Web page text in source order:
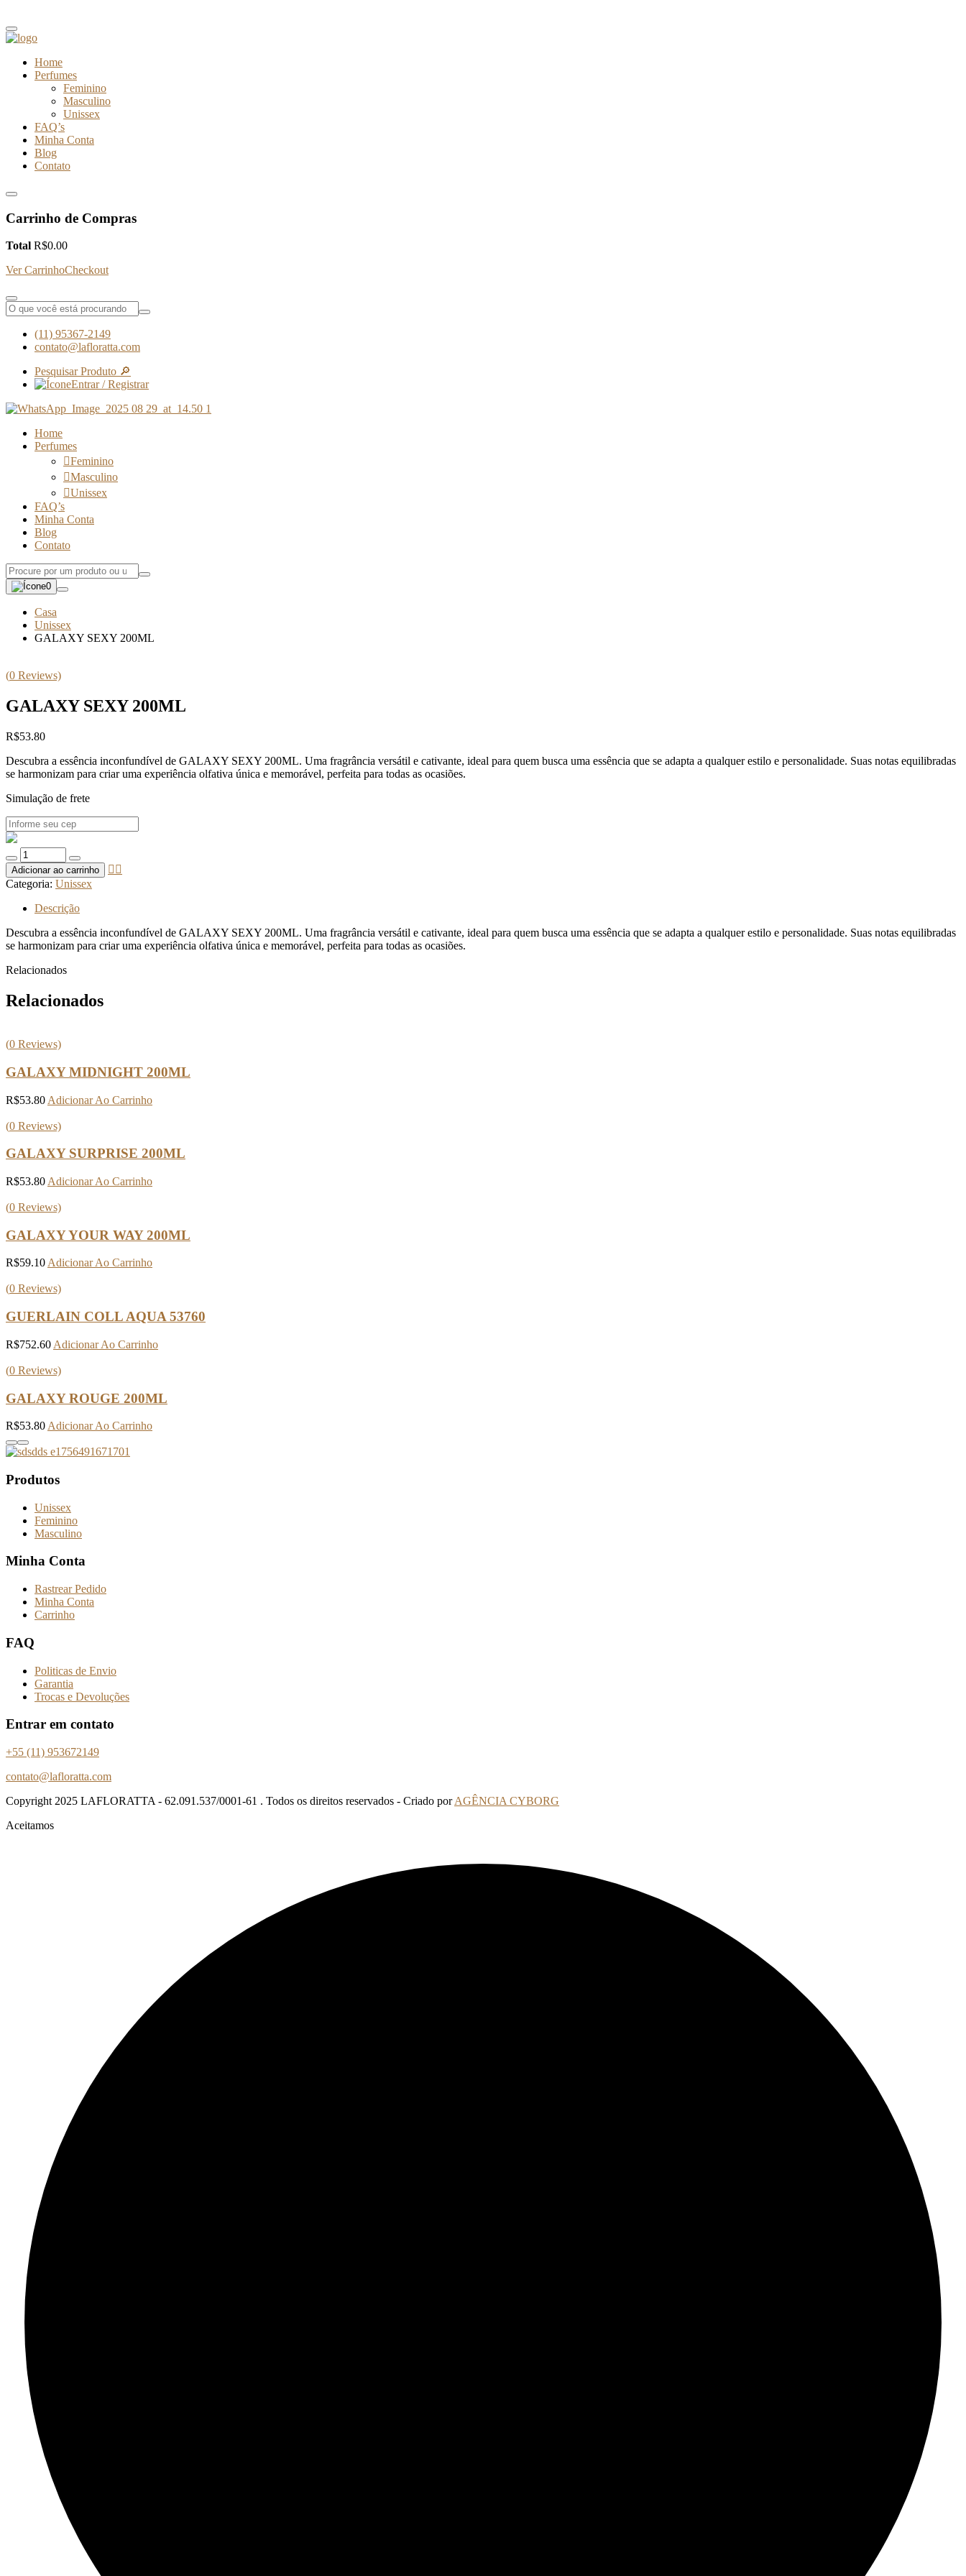
Home
Perfumes
Feminino
Masculino
Unissex
FAQ’s
Minha Conta
Blog
Contato
Carrinho de Compras
Total R$0.00
Ver CarrinhoCheckout
(11) 95367-2149
contato@lafloratta.com
Pesquisar Produto 🔎
Entrar / Registrar
Home
Perfumes
Feminino
Masculino
Unissex
FAQ’s
Minha Conta
Blog
Contato
0
Casa
Unissex
GALAXY SEXY 200ML
(0 Reviews)
GALAXY SEXY 200ML
R$53.80
Descubra a essência inconfundível de GALAXY SEXY 200ML. Uma fragrância versátil e cativante, ideal para quem busca uma essência que se adapta a qualquer estilo e personalidade. Suas notas equilibradas
se harmonizam para criar uma experiência olfativa única e memorável, perfeita para todas as ocasiões.
Simulação de frete
Quantidade
de
GALAXY
SEXY
200ML
Adicionar ao carrinho
Categoria: Unissex
Descrição
Descubra a essência inconfundível de GALAXY SEXY 200ML. Uma fragrância versátil e cativante, ideal para quem busca uma essência que se adapta a qualquer estilo e personalidade. Suas notas equilibradas
se harmonizam para criar uma experiência olfativa única e memorável, perfeita para todas as ocasiões.
Relacionados
Relacionados
(0 Reviews)
GALAXY MIDNIGHT 200ML
R$53.80 Adicionar Ao Carrinho
(0 Reviews)
GALAXY SURPRISE 200ML
R$53.80 Adicionar Ao Carrinho
(0 Reviews)
GALAXY YOUR WAY 200ML
R$59.10 Adicionar Ao Carrinho
(0 Reviews)
GUERLAIN COLL AQUA 53760
R$752.60 Adicionar Ao Carrinho
(0 Reviews)
GALAXY ROUGE 200ML
R$53.80 Adicionar Ao Carrinho
Produtos
Unissex
Feminino
Masculino
Minha Conta
Rastrear Pedido
Minha Conta
Carrinho
FAQ
Politicas de Envio
Garantia
Trocas e Devoluções
Entrar em contato
+55 (11) 953672149
contato@lafloratta.com
Copyright 2025 LAFLORATTA - 62.091.537/0001-61 . Todos os direitos reservados - Criado porAGÊNCIA CYBORG
Aceitamos